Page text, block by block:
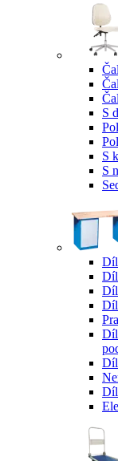
S
S
S